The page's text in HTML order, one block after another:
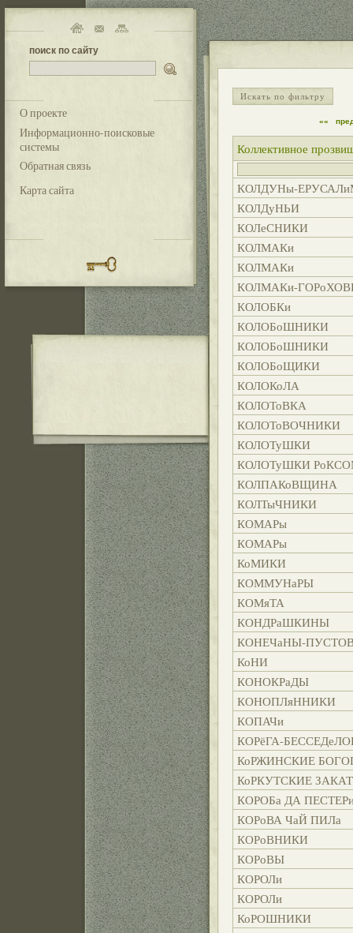
поиск по сайту
О проекте
Информационно-поисковые
системы
Обратная связь
Карта сайта
Искать по фильтру
««
Коллективное
КОЛДУНы-
КОЛДуНЬИ
КОЛеСНИКИ
КОЛМАКи
КОЛМАКи
КОЛМАКи-
КОЛОБКи
КОЛОБоШНИКИ
КОЛОБоШНИКИ
КОЛОБоЩИКИ
КОЛОКоЛА
КОЛОТоВКА
КОЛОТоВОЧНИКИ
КОЛОТуШКИ
КОЛОТуШКИ
КОЛПАКоВЩИНА
КОЛТыЧНИКИ
КОМАРы
КОМАРы
КоМИКИ
КОММУНаРЫ
КОМяТА
КОНДРаШКИНЫ
КОНЕЧаНЫ-
КоНИ
КОНОКРаДЫ
КОНОПЛяННИКИ
КОПАЧи
КОРёГА-
КоРЖИНСКИЕ
КоРКУТСКИЕ
КОРОБа ДА
КОРоВА ЧаЙ ПИЛа
КОРоВНИКИ
КОРоВЫ
КОРОЛи
КОРОЛи
КоРОШНИКИ